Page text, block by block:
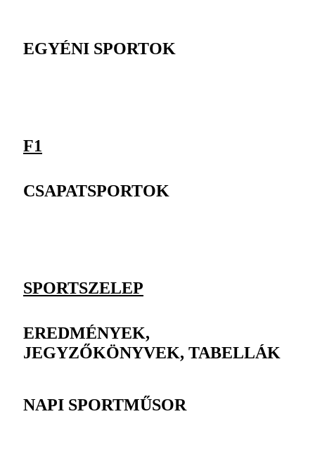
EGYÉNI SPORTOK
F1
CSAPATSPORTOK
SPORTSZELEP
EREDMÉNYEK,
JEGYZŐKÖNYVEK, TABELLÁK
NAPI SPORTMŰSOR